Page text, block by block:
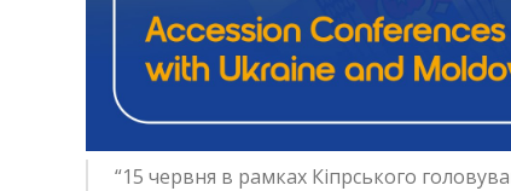
“15 червня в рамках Кіпрського